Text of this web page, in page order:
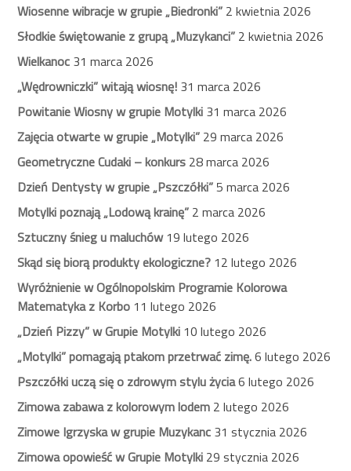
Wiosenne wibracje w grupie „Biedronki” 2 kwietnia 2026
Słodkie świętowanie z grupą „Muzykanci” 2 kwietnia 2026
Wielkanoc 31 marca 2026
„Wędrowniczki” witają wiosnę! 31 marca 2026
Powitanie Wiosny w grupie Motylki 31 marca 2026
Zajęcia otwarte w grupie „Motylki” 29 marca 2026
Geometryczne Cudaki – konkurs 28 marca 2026
Dzień Dentysty w grupie „Pszczółki”5 marca 2026
Motylki poznają „Lodową krainę” 2 marca 2026
Sztuczny śnieg u maluchów19 lutego 2026
Skąd się biorą produkty ekologiczne? 12 lutego 2026
Wyróżnienie w Ogólnopolskim Programie Kolorowa
Matematyka z Korbo 11 lutego 2026
„Dzień Pizzy” w Grupie Motylki 10 lutego 2026
„Motylki” pomagają ptakom przetrwać zimę.6 lutego 2026
Pszczółki uczą się o zdrowym stylu życia6 lutego 2026
Zimowa zabawa z kolorowym lodem 2 lutego 2026
Zimowe Igrzyska w grupie Muzykanc 31 stycznia 2026
Zimowa opowieść w Grupie Motylki 29 stycznia 2026